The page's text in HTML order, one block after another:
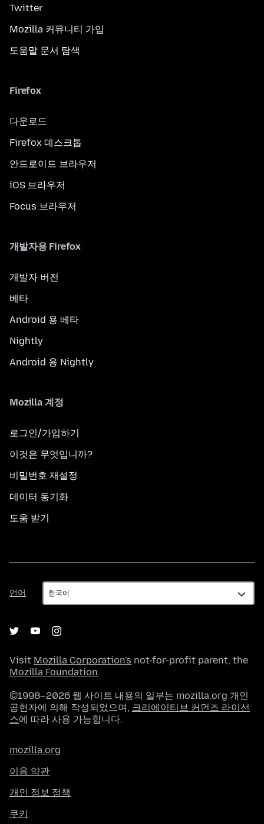
Twitter
Mozilla 커뮤니티 가입
도움말 문서 탐색
Firefox
다운로드
Firefox 데스크톱
안드로이드 브라우저
iOS 브라우저
Focus 브라우저
개발자용 Firefox
개발자 버전
베타
Android 용 베타
Nightly
Android 용 Nightly
Mozilla 계정
로그인/가입하기
이것은 무엇입니까?
비밀번호 재설정
데이터 동기화
도움 받기
언어
언
어
Visit Mozilla Corporation's not-for-profit parent, the
Mozilla Foundation.
©1998–2026 웹 사이트 내용의 일부는 mozilla.org 개인
공헌자에 의해 작성되었으며, 크리에이티브 커먼즈 라이선
스에 따라 사용 가능합니다.
mozilla.org
이용 약관
개인 정보 정책
쿠키